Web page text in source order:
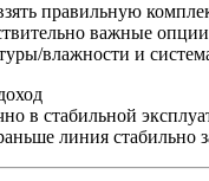
правильную
важные
влажности и
в стабильной
линия стабильно